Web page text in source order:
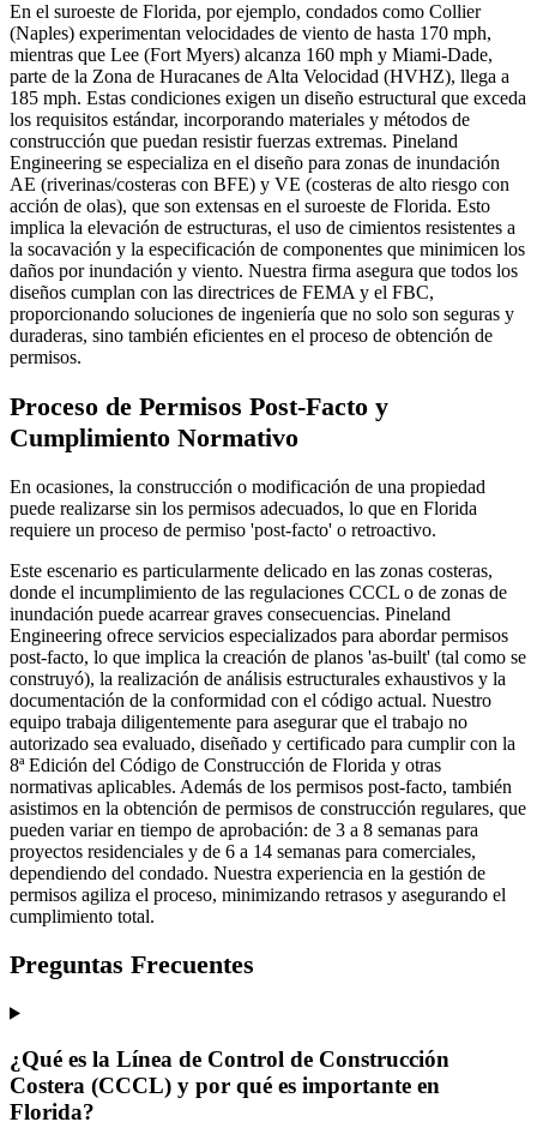
En el suroeste de Florida, por ejemplo, condados como Collier
(Naples) experimentan velocidades de viento de hasta 170 mph,
mientras que Lee (Fort Myers) alcanza 160 mph y Miami-Dade,
parte de la Zona de Huracanes de Alta Velocidad (HVHZ), llega a
185 mph. Estas condiciones exigen un diseño estructural que exceda
los requisitos estándar, incorporando materiales y métodos de
construcción que puedan resistir fuerzas extremas. Pineland
Engineering se especializa en el diseño para zonas de inundación
AE (riverinas/costeras con BFE) y VE (costeras de alto riesgo con
acción de olas), que son extensas en el suroeste de Florida. Esto
implica la elevación de estructuras, el uso de cimientos resistentes a
la socavación y la especificación de componentes que minimicen los
daños por inundación y viento. Nuestra firma asegura que todos los
diseños cumplan con las directrices de FEMA y el FBC,
proporcionando soluciones de ingeniería que no solo son seguras y
duraderas, sino también eficientes en el proceso de obtención de
permisos.
Proceso de Permisos Post-Facto y
Cumplimiento Normativo
En ocasiones, la construcción o modificación de una propiedad
puede realizarse sin los permisos adecuados, lo que en Florida
requiere un proceso de permiso 'post-facto' o retroactivo.
Este escenario es particularmente delicado en las zonas costeras,
donde el incumplimiento de las regulaciones CCCL o de zonas de
inundación puede acarrear graves consecuencias. Pineland
Engineering ofrece servicios especializados para abordar permisos
post-facto, lo que implica la creación de planos 'as-built' (tal como se
construyó), la realización de análisis estructurales exhaustivos y la
documentación de la conformidad con el código actual. Nuestro
equipo trabaja diligentemente para asegurar que el trabajo no
autorizado sea evaluado, diseñado y certificado para cumplir con la
8ª Edición del Código de Construcción de Florida y otras
normativas aplicables. Además de los permisos post-facto, también
asistimos en la obtención de permisos de construcción regulares, que
pueden variar en tiempo de aprobación: de 3 a 8 semanas para
proyectos residenciales y de 6 a 14 semanas para comerciales,
dependiendo del condado. Nuestra experiencia en la gestión de
permisos agiliza el proceso, minimizando retrasos y asegurando el
cumplimiento total.
Preguntas Frecuentes
¿Qué es la Línea de Control de Construcción
Costera (CCCL) y por qué es importante en
Florida?